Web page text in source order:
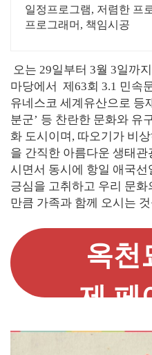
일정프로그램, 저렴한 프
프로그래머, 책임시공
오는 29일부터 3월 3일까
마당에서 제63회 3.1 민속
유네스코 세계유산으로 등
분군’ 등 찬란한 문화와 유
화 도시이며, 따오기가 비
을 간직한 아름다운 생태
시면서 동시에 항일 애국
긍심을 고취하고 우리 문
만큼 가족과 함께 오시는
옥천
제 페
로